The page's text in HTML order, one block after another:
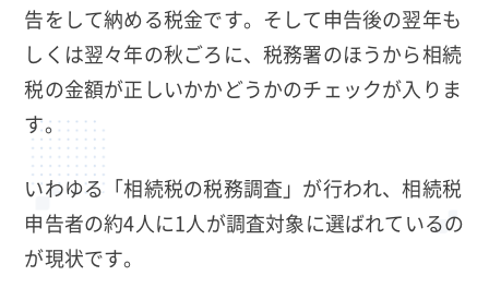
告をして納める税金です。そして申告後の翌年も
しくは翌々年の秋ごろに、税務署のほうから相続
税の金額が正しいかかどうかのチェックが入りま
す。
いわゆる「相続税の税務調査」が行われ、相続税
申告者の約4人に1人が調査対象に選ばれているの
が現状です。